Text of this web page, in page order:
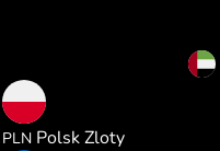
PLN Polsk Zloty